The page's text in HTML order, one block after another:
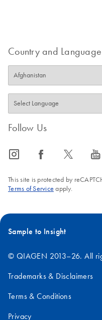
Country and Language
Follow Us
icon_0065_instagram-s icon_0064_facebook-s icon_0340_cc_gen_x-s icon_0077_youtube-s
This site is protected by
Terms of Service apply.
Sample to Insight
© QIAGEN 2013–26. All
Trademarks & Disclaimers
Terms & Conditions
Privacy